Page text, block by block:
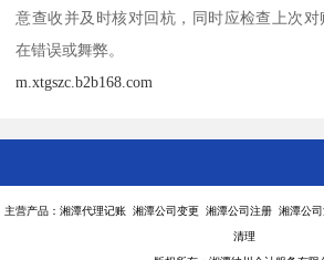
意查收并及时核对回杭，同时应检查上次
在错误或舞弊。
m.xtgszc.b2b168.com
主营产品：湘潭代理记账 湘潭公司变更 湘潭公司注册 湘潭公
清理